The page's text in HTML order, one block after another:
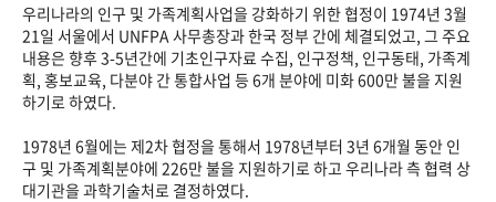
우리나라의 인구 및 가족계획사업을 강화하기 위한 협정이 1974년 3월
21일 서울에서 UNFPA 사무총장과 한국 정부 간에 체결되었고, 그 주요
내용은 향후 3-5년간에 기초인구자료 수집, 인구정책, 인구동태, 가족계
획, 홍보교육, 다분야 간 통합사업 등 6개 분야에 미화 600만 불을 지원
하기로 하였다.
1978년 6월에는 제2차 협정을 통해서 1978년부터 3년 6개월 동안 인
구 및 가족계획분야에 226만 불을 지원하기로 하고 우리나라 측 협력 상
대기관을 과학기술처로 결정하였다.